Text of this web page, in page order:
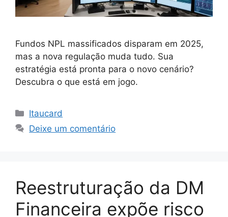
Fundos NPL massificados disparam em 2025,
mas a nova regulação muda tudo. Sua
estratégia está pronta para o novo cenário?
Descubra o que está em jogo.
Categorias
Itaucard
Deixe um comentário
Reestruturação da DM
Financeira expõe risco